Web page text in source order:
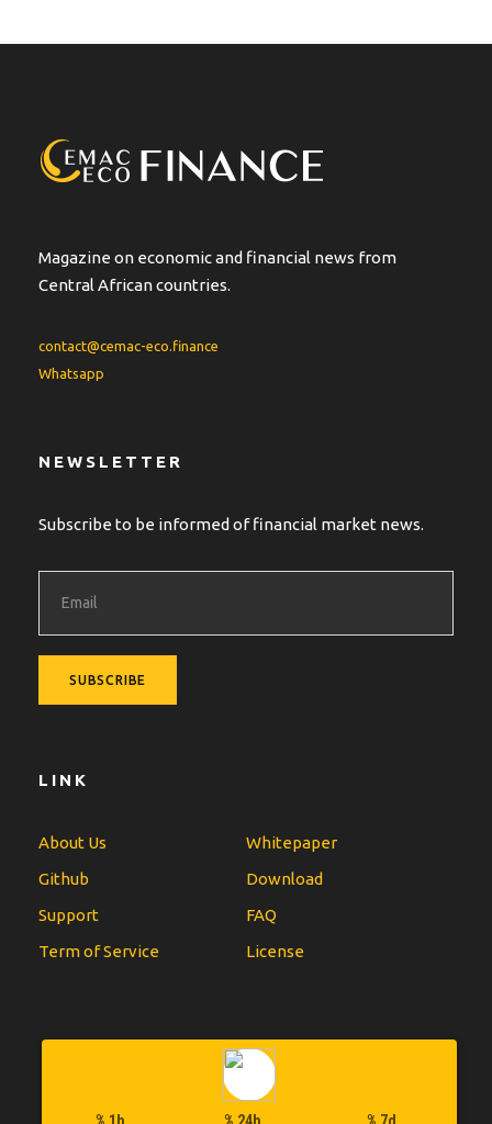
Magazine on economic and financial news from
Central African countries.
contact@cemac-eco.finance
Whatsapp
NEWSLETTER
Subscribe to be informed of financial market news.
LINK
About Us
Whitepaper
Github
Download
Support
FAQ
Term of Service
License